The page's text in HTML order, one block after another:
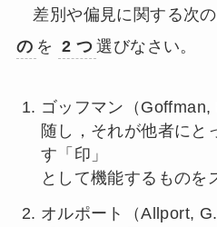
差別や偏見に関する次の
の を 2 つ 選びなさい。
ゴッフマン（
随し，それが他者にと
す「印」
として機能するものを
オルポート（Allport,